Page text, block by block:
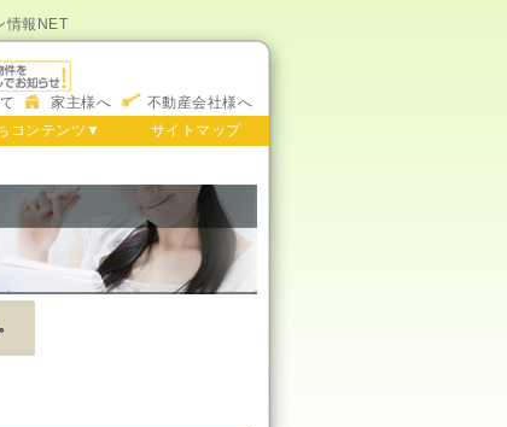
情報NET
家主様へ
不動産会社様へ
コンテンツ▼ サイトマップ